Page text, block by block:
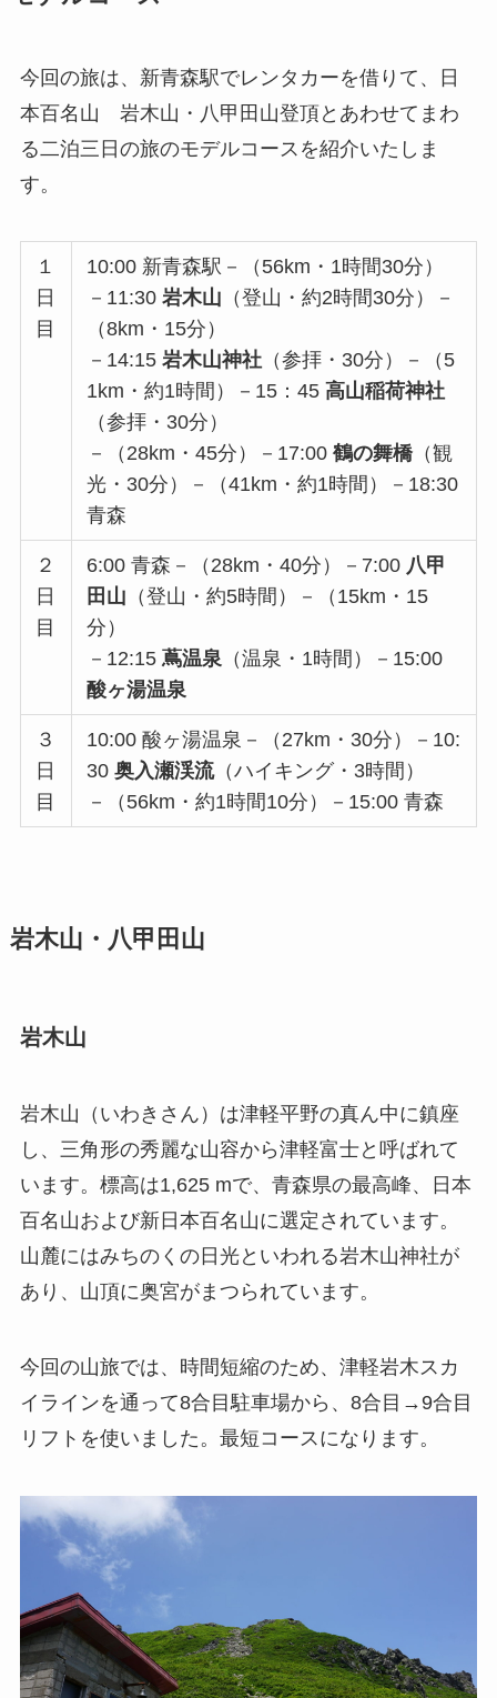
今回の旅は、新青森駅でレンタカーを借りて、日
本百名山 岩木山・八甲田山登頂とあわせてまわ
る二泊三日の旅のモデルコースを紹介いたしま
す。
１
日
目
10:00 新青森駅－（56km・1時間30分）
－11:30岩木山 （登山・約2時間30分）－
（8km・15分）
－14:15岩木山神社 （参拝・30分）－（5
1km・約1時間）－15：45高山稲荷神社
（参拝・30分）
－（28km・45分）－17:00鶴の舞橋（観
光・30分）－（41km・約1時間）－18:30
青森
２
日
目
6:00 青森－（28km・40分）－7:00 八甲
田山 （登山・約5時間）－（15km・15
分）
－12:15蔦温泉 （温泉・1時間）－15:00
酸ヶ湯温泉
３
日
目
10:00 酸ヶ湯温泉－（27km・30分）－10:
30奥入瀬渓流（ハイキング・3時間）
－（56km・約1時間10分）－15:00 青森
岩木山・八甲田山
岩木山
岩木山（いわきさん）は津軽平野の真ん中に鎮座
し、三角形の秀麗な山容から津軽富士と呼ばれて
います。標高は1,625 mで、青森県の最高峰、日本
百名山および新日本百名山に選定されています。
山麓にはみちのくの日光といわれる岩木山神社が
あり、山頂に奥宮がまつられています。
今回の山旅では、時間短縮のため、津軽岩木スカ
イラインを通って8合目駐車場から、8合目→9合目
リフトを使いました。最短コースになります。